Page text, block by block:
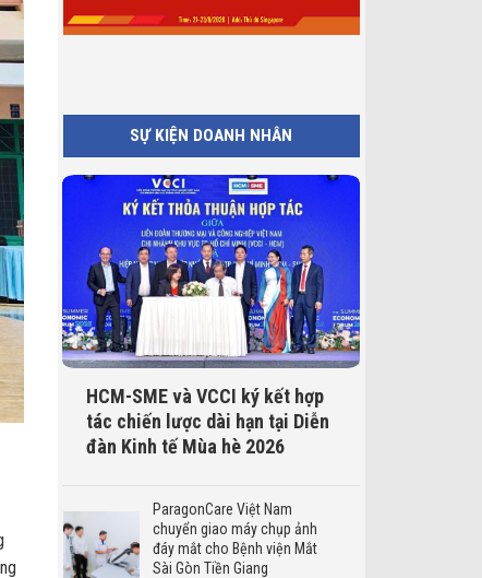
SỰ KIỆN DOANH NHÂN
HCM-SME và VCCI ký kết hợp
tác chiến lược dài hạn tại Diễn
đàn Kinh tế Mùa hè 2026
ParagonCare Việt Nam
chuyển giao máy chụp ảnh
đáy mắt cho Bệnh viện Mắt
Sài Gòn Tiền Giang